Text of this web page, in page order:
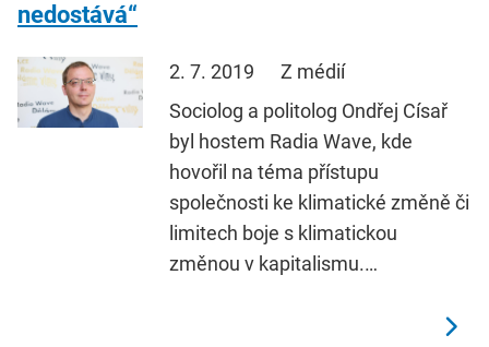
nedostává“
2. 7. 2019
Z médií
Sociolog a politolog Ondřej Císař
byl hostem Radia Wave, kde
hovořil na téma přístupu
společnosti ke klimatické změně či
limitech boje s klimatickou
změnou v kapitalismu.…